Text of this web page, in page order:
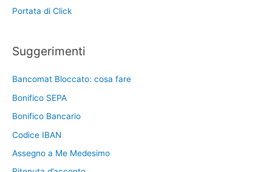
Portata di Click
Suggerimenti
Bancomat Bloccato: cosa fare
Bonifico SEPA
Bonifico Bancario
Codice IBAN
Assegno a Me Medesimo